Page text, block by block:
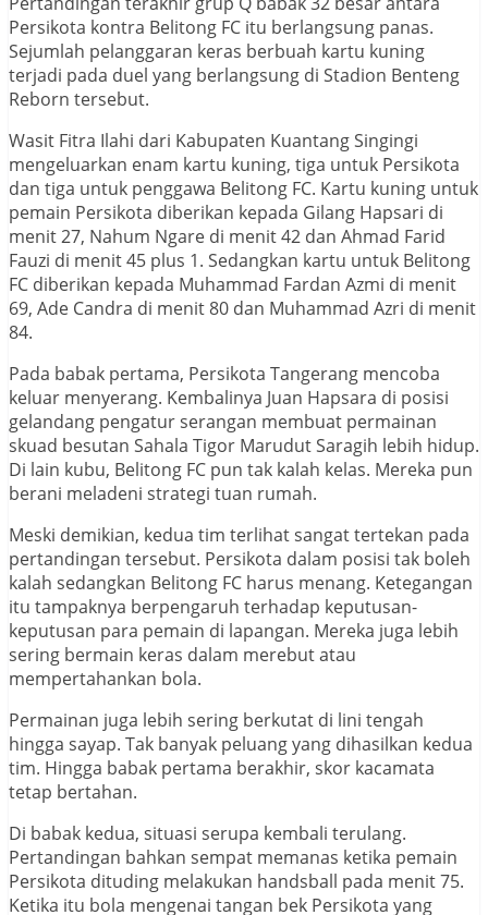
Persikota kontra Belitong FC itu berlangsung panas.
Sejumlah pelanggaran keras berbuah kartu kuning
terjadi pada duel yang berlangsung di Stadion Benteng
Reborn tersebut.
Wasit Fitra Ilahi dari Kabupaten Kuantang Singingi
mengeluarkan enam kartu kuning, tiga untuk Persikota
dan tiga untuk penggawa Belitong FC. Kartu kuning untuk
pemain Persikota diberikan kepada Gilang Hapsari di
menit 27, Nahum Ngare di menit 42 dan Ahmad Farid
Fauzi di menit 45 plus 1. Sedangkan kartu untuk Belitong
FC diberikan kepada Muhammad Fardan Azmi di menit
69, Ade Candra di menit 80 dan Muhammad Azri di menit
84.
Pada babak pertama, Persikota Tangerang mencoba
keluar menyerang. Kembalinya Juan Hapsara di posisi
gelandang pengatur serangan membuat permainan
skuad besutan Sahala Tigor Marudut Saragih lebih hidup.
Di lain kubu, Belitong FC pun tak kalah kelas. Mereka pun
berani meladeni strategi tuan rumah.
Meski demikian, kedua tim terlihat sangat tertekan pada
pertandingan tersebut. Persikota dalam posisi tak boleh
kalah sedangkan Belitong FC harus menang. Ketegangan
itu tampaknya berpengaruh terhadap keputusan-
keputusan para pemain di lapangan. Mereka juga lebih
sering bermain keras dalam merebut atau
mempertahankan bola.
Permainan juga lebih sering berkutat di lini tengah
hingga sayap. Tak banyak peluang yang dihasilkan kedua
tim. Hingga babak pertama berakhir, skor kacamata
tetap bertahan.
Di babak kedua, situasi serupa kembali terulang.
Pertandingan bahkan sempat memanas ketika pemain
Persikota dituding melakukan handsball pada menit 75.
Ketika itu bola mengenai tangan bek Persikota yang